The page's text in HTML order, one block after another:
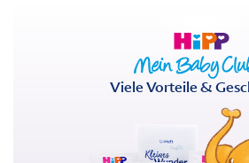
Viele Vorteile &